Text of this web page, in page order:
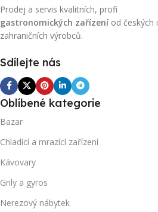
Prodej a servis kvalitních, profi
gastronomických zařízení od českých i
zahraničních výrobců.
Sdílejte nás
Oblíbené kategorie
Bazar
Chladící a mrazící zařízení
Kávovary
Grily a gyros
Nerezový nábytek